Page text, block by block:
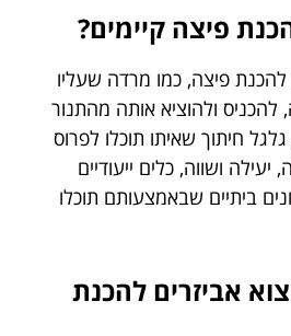
פיצה קיימים?
להכנת פיצה, כמו מרדה שעליו
להכניס ולהוציא אותה מהתנור
חיתוך שאיתו תוכלו לפרוס
ושווה, כלים ייעודיים
ביתיים שבאמצעותם תוכלו
אביזרים להכנת